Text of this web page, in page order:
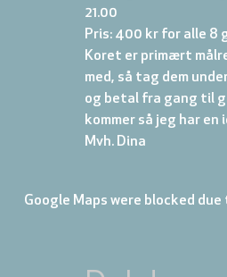
21.00
Pris: 400 kr for alle 8
Koret er primært
med, så tag dem
og betal fra gang til
kommer så jeg har en
Mvh. Dina
Google Maps were blocked